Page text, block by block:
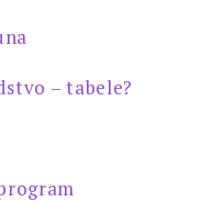
– tabele?